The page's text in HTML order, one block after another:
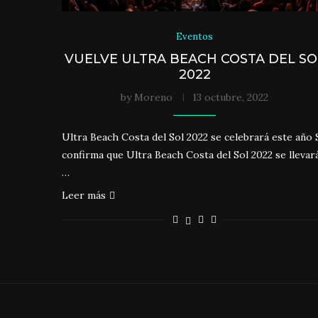
Eventos
VUELVE ULTRA BEACH COSTA DEL
2022
by Moreno 13 octubre, 2022
Ultra Beach Costa del Sol 2022 se celebrará este año
confirma que Ultra Beach Costa del Sol 2022 se
…
Leer más